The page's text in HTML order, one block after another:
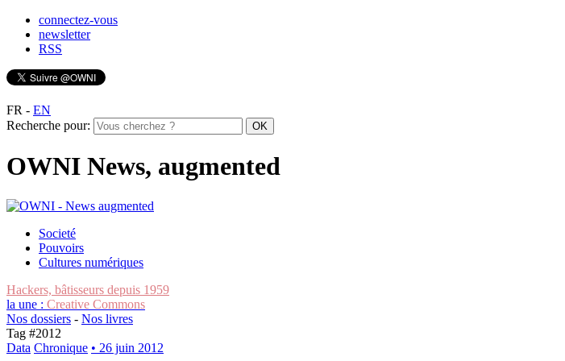
connectez-vous
newsletter
RSS
FR - EN
Recherche pour:
OWNI News, augmented
Societé
Pouvoirs
Cultures numériques
Hackers, bâtisseurs depuis 1959
la une : Creative Commons
Nos dossiers - Nos livres
Tag #2012
Data Chronique • 26 juin 2012